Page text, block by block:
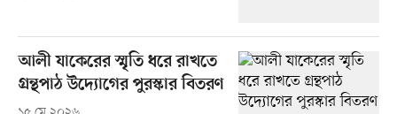
আলী যাকেরের স্মৃতি ধরে রাখতে
গ্রন্থপাঠ উদ্যোগের পুরস্কার বিতরণ